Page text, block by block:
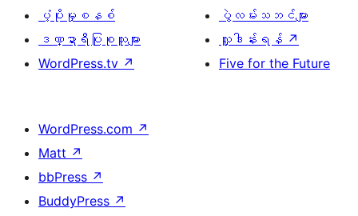
ပံ့ပိုးမှုစနစ်
ဒဏ္ဍာရီပြုစုသူများ
WordPress.tv ↗
ပွဲလမ်းသဘင်များ
လှူဒါန်းရန် ↗
Five for the Future
WordPress.com ↗
Matt ↗
bbPress ↗
BuddyPress ↗